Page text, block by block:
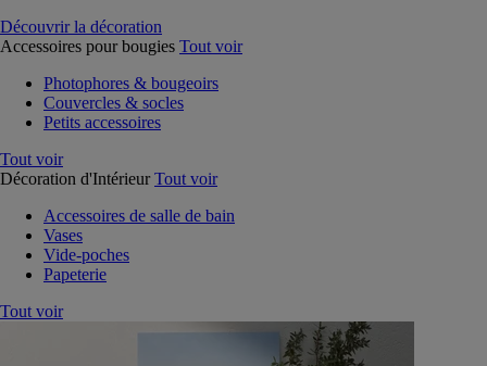
Découvrir la décoration
Accessoires pour bougies Tout voir
Photophores & bougeoirs
Couvercles & socles
Petits accessoires
Tout voir
Décoration d'Intérieur Tout voir
Accessoires de salle de bain
Vases
Vide-poches
Papeterie
Tout voir